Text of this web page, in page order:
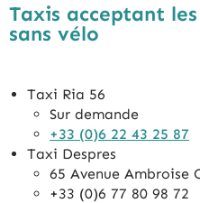
Taxis acceptant
sans vélo
Taxi Ria 56
Sur demande
+33 (0)6 22 43 25 87
Taxi Despres
65 Avenue Ambroise
+33 (0)6 77 80 98 72